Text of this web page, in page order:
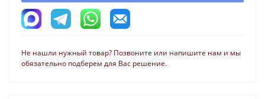
Не нашли нужный товар? Позвоните или напишите нам и мы
обязательно подберем для Вас решение.